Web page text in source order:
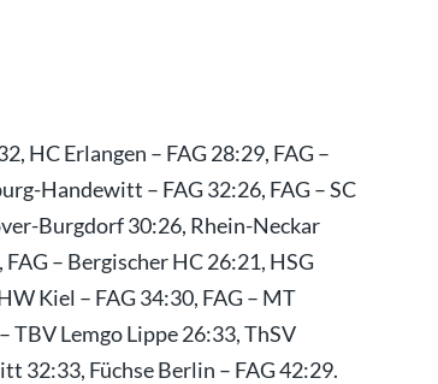
HC Erlangen – FAG 28:29, FAG –
Handewitt – FAG 32:26, FAG – SC
Burgdorf 30:26, Rhein-Neckar
– Bergischer HC 26:21, HSG
Kiel – FAG 34:30, FAG – MT
TBV Lemgo Lippe 26:33, ThSV
32:33, Füchse Berlin – FAG 42:29.